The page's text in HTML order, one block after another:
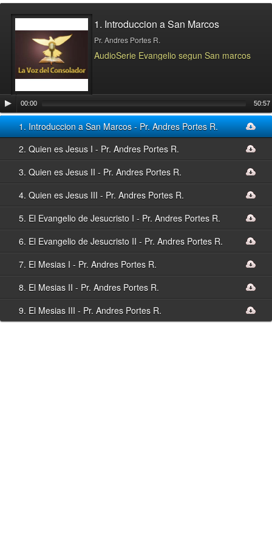
1. Introduccion a San Marcos
Pr. Andres Portes R.
AudioSerie Evangelio segun San marcos
Audio
Player00:00 50:57
1. Introduccion a San Marcos - Pr. Andres Portes R.
2. Quien es Jesus I - Pr. Andres Portes R.
3. Quien es Jesus II - Pr. Andres Portes R.
4. Quien es Jesus III - Pr. Andres Portes R.
5. El Evangelio de Jesucristo I - Pr. Andres Portes R.
6. El Evangelio de Jesucristo II - Pr. Andres Portes R.
7. El Mesias I - Pr. Andres Portes R.
8. El Mesias II - Pr. Andres Portes R.
9. El Mesias III - Pr. Andres Portes R.